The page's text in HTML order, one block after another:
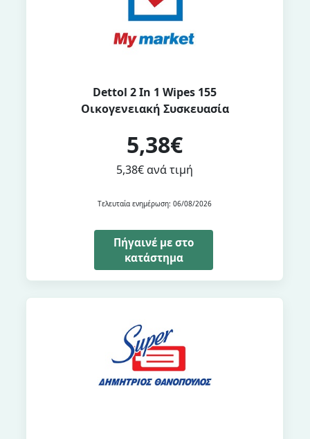
Dettol 2 In 1 Wipes 155
Οικογενειακή Συσκευασία
5,38€
5,38€ ανά τιμή
Τελευταία ενημέρωση: 06/08/2026
Πήγαινέ με στο
κατάστημα